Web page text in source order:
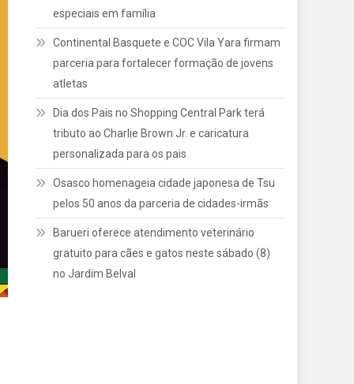
especiais em família
Continental Basquete e COC Vila Yara firmam
parceria para fortalecer formação de jovens
atletas
Dia dos Pais no Shopping Central Park terá
tributo ao Charlie Brown Jr. e caricatura
personalizada para os pais
Osasco homenageia cidade japonesa de Tsu
pelos 50 anos da parceria de cidades-irmãs
Barueri oferece atendimento veterinário
gratuito para cães e gatos neste sábado (8)
no Jardim Belval